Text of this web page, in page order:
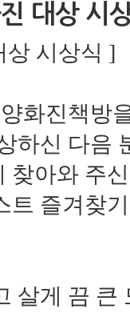
대상 시
상 시상식 ]
화진책방
하신 다음
찾아와 주
트 즐겨찾
살게 끔 큰